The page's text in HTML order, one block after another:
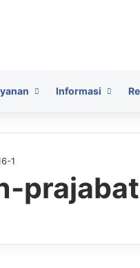
Informasi
1